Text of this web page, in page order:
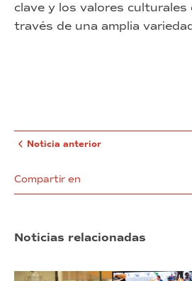
clave y los valores culturales
través de una amplia
Noticia anterior
Compartir en
Noticias relacionadas